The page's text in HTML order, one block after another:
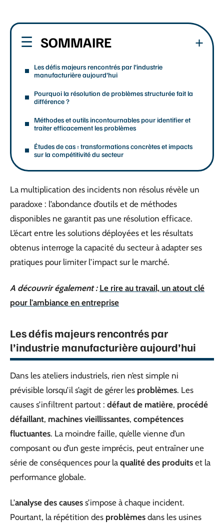
SOMMAIRE
Les défis majeurs rencontrés par l’industrie
manufacturière aujourd’hui
Pourquoi la résolution de problèmes structurée fait la
différence ?
Méthodes et outils incontournables pour identifier et
traiter efficacement les problèmes
Études de cas : transformations concrètes et impacts
sur la compétitivité du secteur
La multiplication des incidents non résolus révèle un
paradoxe : l’abondance d’outils et de méthodes
disponibles ne garantit pas une résolution efficace.
L’écart entre les solutions déployées et les résultats
obtenus interroge la capacité du secteur à adapter ses
pratiques pour limiter l’impact sur le marché.
A découvrir également : Le rire au travail, un atout clé
pour l'ambiance en entreprise
Les défis majeurs rencontrés par
l’industrie manufacturière aujourd’hui
Dans les ateliers industriels, rien n’est simple ni
prévisible lorsqu’il s’agit de gérer les problèmes. Les
causes s’infiltrent partout : défaut de matière, procédé
défaillant, machines vieillissantes, compétences
fluctuantes. La moindre faille, qu’elle vienne d’un
composant ou d’un geste imprécis, peut entraîner une
série de conséquences pour la qualité des produits et la
performance globale.
L’analyse des causes s’impose à chaque incident.
Pourtant, la répétition des problèmes dans les usines